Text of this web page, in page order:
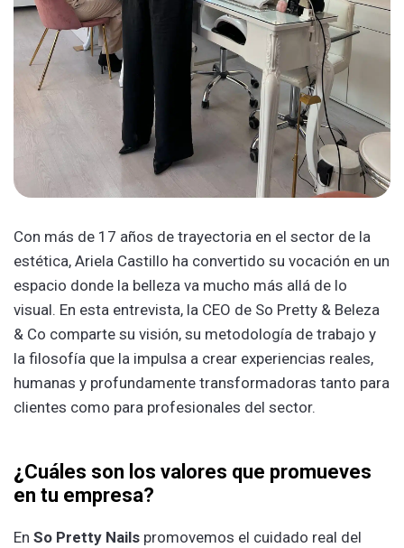
Con más de 17 años de trayectoria en el sector de la
estética, Ariela Castillo ha convertido su vocación en un
espacio donde la belleza va mucho más allá de lo
visual. En esta entrevista, la CEO de So Pretty & Beleza
& Co comparte su visión, su metodología de trabajo y
la filosofía que la impulsa a crear experiencias reales,
humanas y profundamente transformadoras tanto para
clientes como para profesionales del sector.
¿ Cuáles son los valores que promueves
en tu empresa?
En So Pretty Nails promovemos el cuidado real del